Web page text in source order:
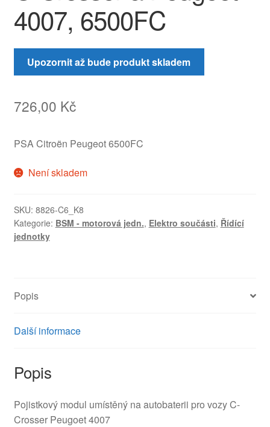
4007, 6500FC
Upozornit až bude produkt skladem
726,00 Kč
PSA Citroën Peugeot 6500FC
Není skladem
SKU: 8826-C6_K8
Kategorie: BSM - motorová jedn., Elektro součásti, Řídící
jednotky
Popis
Další informace
Popis
Pojistkový modul umístěný na autobaterii pro vozy C-
Crosser Peugoet 4007